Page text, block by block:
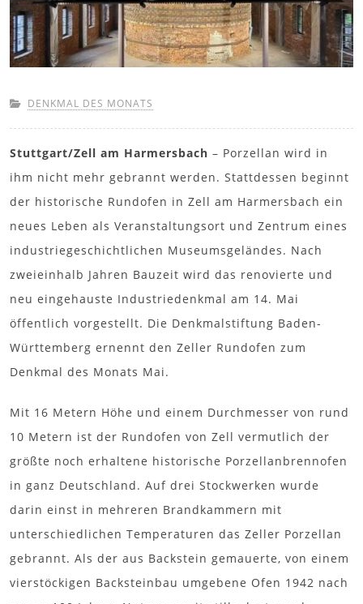
DENKMAL DES MONATS
Stuttgart/Zell am Harmersbach – Porzellan wird in
ihm nicht mehr gebrannt werden. Stattdessen beginnt
der historische Rundofen in Zell am Harmersbach ein
neues Leben als Veranstaltungsort und Zentrum eines
industriegeschichtlichen Museumsgeländes. Nach
zweieinhalb Jahren Bauzeit wird das renovierte und
neu eingehauste Industriedenkmal am 14. Mai
öffentlich vorgestellt. Die Denkmalstiftung Baden-
Württemberg ernennt den Zeller Rundofen zum
Denkmal des Monats Mai.
Mit 16 Metern Höhe und einem Durchmesser von rund
10 Metern ist der Rundofen von Zell vermutlich der
größte noch erhaltene historische Porzellanbrennofen
in ganz Deutschland. Auf drei Stockwerken wurde
darin einst in mehreren Brandkammern mit
unterschiedlichen Temperaturen das Zeller Porzellan
gebrannt. Als der aus Backstein gemauerte, von einem
vierstöckigen Backsteinbau umgebene Ofen 1942 nach